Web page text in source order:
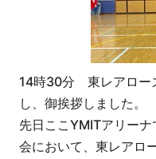
14時30分 東レアロー
し、御挨拶しました。
先日ここYMITアリー
会において、東レアロ